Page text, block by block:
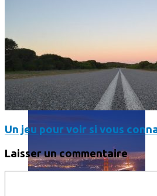
Faut-il encore emmener son bon
Un jeu pour voir si vous
Laisser un commentaire